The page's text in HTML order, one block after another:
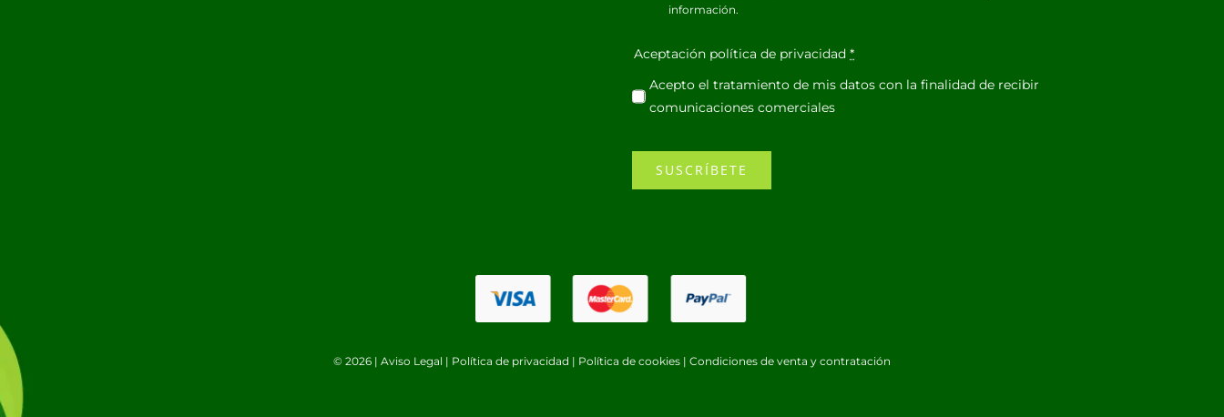
información.
Aceptación política de privacidad*
Acepto el tratamiento de mis datos con la finalidad de recibir
comunicaciones comerciales
SUSCRÍBETE
© 2026 | Aviso Legal | Política de privacidad | Política de cookies | Condiciones de venta y contratación